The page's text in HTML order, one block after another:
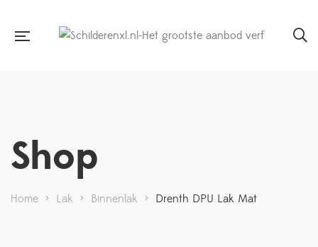
Shop
Home > Lak > Binnenlak > Drenth DPU Lak Mat